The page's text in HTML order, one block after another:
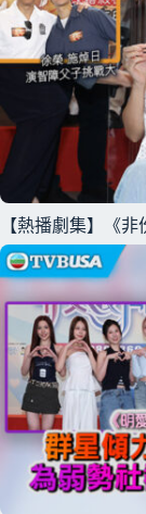
【熱播劇集】《